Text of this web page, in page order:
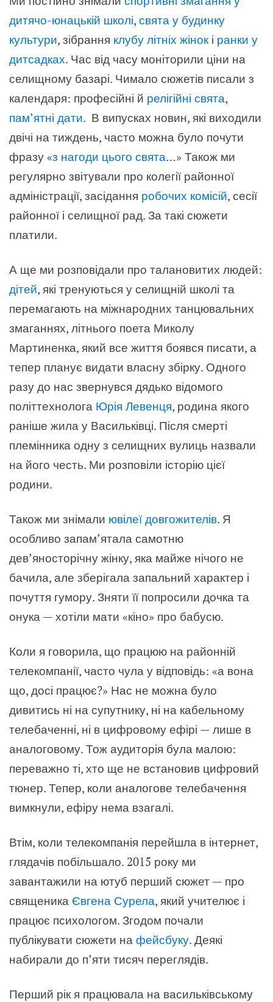
дитячо-юнацькій школі, свята у будинку
культури, зібрання клубу літніх жінокі ранки у
дитсадках. Час від часу моніторили ціни на
селищному базарі. Чимало сюжетів писали з
календаря: професійні й релігійні свята,
пам’ятні дати. В випусках новин, які виходили
двічі на тиждень, часто можна було почути
фразу «з нагоди цього свята…» Також ми
регулярно звітували про колегії районної
адміністрації, засідання робочих комісій, сесії
районної і селищної рад. За такі сюжети
платили.
А ще ми розповідали про талановитих людей:
дітей, які тренуються у селищній школі та
перемагають на міжнародних танцювальних
змаганнях, літнього поета Миколу
Мартиненка, який все життя боявся писати, а
тепер планує видати власну збірку. Одного
разу до нас звернувся дядько відомого
політтехнолога Юрія Левенця, родина якого
раніше жила у Васильківці. Після смерті
племінника одну з селищних вулиць назвали
на його честь. Ми розповіли історію цієї
родини.
Також ми знімали ювілеї довгожителів. Я
особливо запам’ятала самотню
дев’яносторічну жінку, яка майже нічого не
бачила, але зберігала запальний характер і
почуття гумору. Зняти її попросили дочка та
онука — хотіли мати «кіно» про бабусю.
Коли я говорила, що працюю на районній
телекомпанії, часто чула у відповідь: «а вона
що, досі працює?» Нас не можна було
дивитись ні на супутнику, ні на кабельному
телебаченні, ні в цифровому ефірі — лише в
аналоговому. Тож аудиторія була малою:
переважно ті, хто ще не встановив цифровий
тюнер. Тепер, коли аналогове телебачення
вимкнули, ефіру нема взагалі.
Втім, коли телекомпанія перейшла в інтернет,
глядачів побільшало. 2015 року ми
завантажили на ютуб перший сюжет — про
священика Євгена Сурела, який учителює і
працює психологом. Згодом почали
публікувати сюжети на фейсбуку. Деякі
набирали до п’яти тисяч переглядів.
Перший рік я працювала на васильківському